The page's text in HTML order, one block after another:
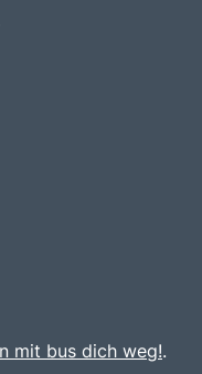
mit bus dich weg!.